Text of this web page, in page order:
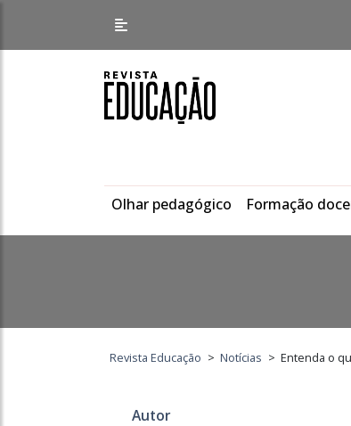
Olhar pedagógico Formação
Revista Educação > Notícias > Entenda o
Autor